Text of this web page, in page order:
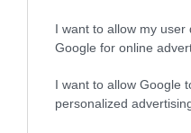
I want to allow my user
Google for online
I want to allow Google
personalized
35
2026.